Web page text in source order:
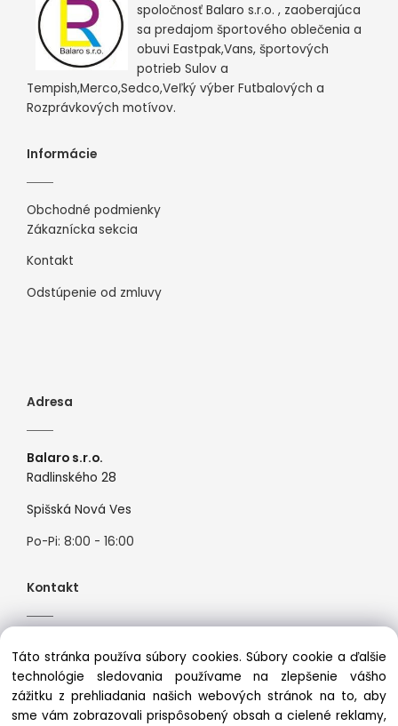
spoločnosť Balaro s.r.o. , zaoberajúca
sa predajom športového oblečenia a
obuvi Eastpak,Vans, športových
potrieb Sulov a
Tempish,Merco,Sedco,Veľký výber Futbalových a
Rozprávkových motívov.
Informácie
Obchodné podmienky
Zákaznícka sekcia
Kontakt
Odstúpenie od zmluvy
Adresa
Balaro s.r.o.
Radlinského 28
Spišská Nová Ves
Po-Pi: 8:00 - 16:00
Kontakt
Mail:info@premiosport.sk
Táto stránka používa súbory cookies. Súbory cookie a ďalšie
technológie sledovania používame na zlepšenie vášho
zážitku z prehliadania našich webových stránok na to, aby
sme vám zobrazovali prispôsobený obsah a cielené reklamy,